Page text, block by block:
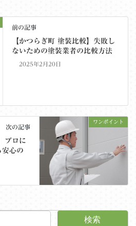
前の記事
【かつらぎ町 塗装比較】失敗し
ないための塗装業者の比較方法
2025年2月20日
ワンポイント
次の記事
プロに
安心の
検索